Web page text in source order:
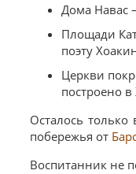
Дома Навас
Площади
поэту
Церкви
построено в
Осталось
побережья от
Воспитанник не